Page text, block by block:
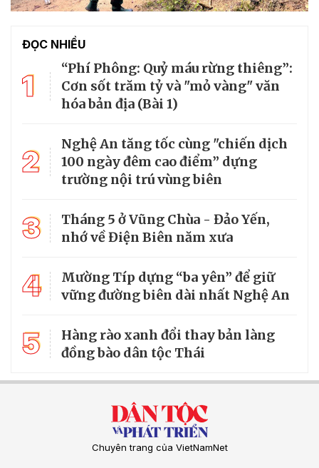
ĐỌC NHIỀU
1
“Phí Phông: Quỷ máu rừng thiêng”:
Cơn sốt trăm tỷ và "mỏ vàng" văn
hóa bản địa (Bài 1)
2
Nghệ An tăng tốc cùng "chiến dịch
100 ngày đêm cao điểm” dựng
trường nội trú vùng biên
3
Tháng 5 ở Vũng Chùa - Đảo Yến,
nhớ về Điện Biên năm xưa
4
Mường Típ dựng “ba yên” để giữ
vững đường biên dài nhất Nghệ An
5
Hàng rào xanh đổi thay bản làng
đồng bào dân tộc Thái
Chuyên trang của VietNamNet